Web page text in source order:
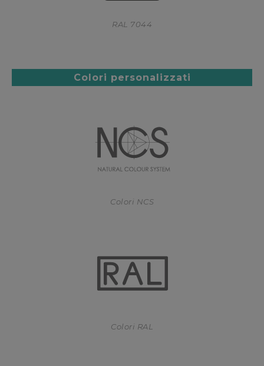
RAL 7044
Colori personalizzati
Colori NCS
Colori RAL